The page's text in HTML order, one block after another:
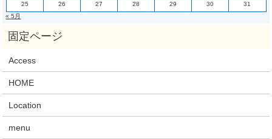
25 26 27 28 29 30
31
« 5月
Access
HOME
Location
menu